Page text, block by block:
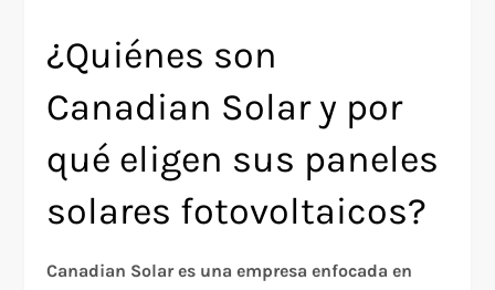
¿Quiénes son
Canadian Solar y por
qué eligen sus paneles
solares fotovoltaicos?
Canadian Solar es una empresa enfocada en